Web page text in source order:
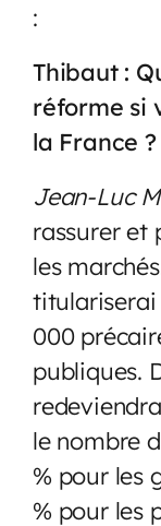
:
Thibaut :
réforme si
la France ?
Jean-Luc
rassurer et
les
titulariserai
000
publiques.
le nombre
% pour les
% pour les